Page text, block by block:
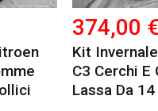
374,00
Kit
C3 Cerchi E
Lassa Da